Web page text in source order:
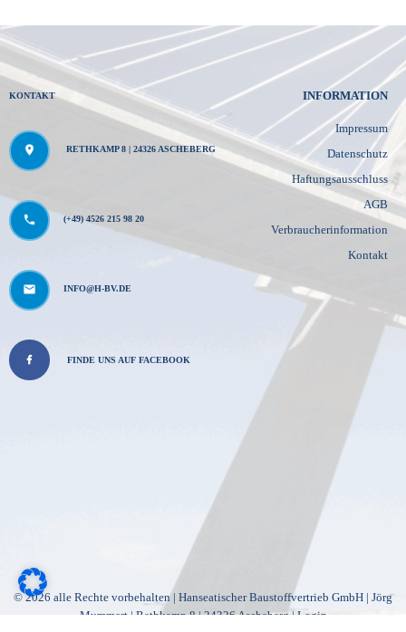
KONTAKT
RETHKAMP 8 | 24326 ASCHEBERG
(+49) 4526 215 98 20
INFO@H-BV.DE
FINDE UNS AUF FACEBOOK
INFORMATION
Impressum
Datenschutz
Haftungsausschluss
AGB
Verbraucherinformation
Kontakt
© 2026 alle Rechte vorbehalten | Hanseatischer Baustoffvertrieb GmbH | Jörg
Mummert | Rethkamp 8 | 24326 Ascheberg |Login